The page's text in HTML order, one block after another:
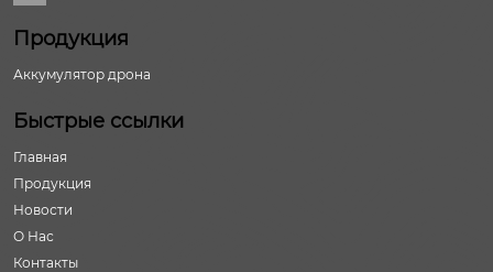
Продукция
Аккумулятор дрона
Быстрые ссылки
Главная
Продукция
Новости
О Нас
Контакты